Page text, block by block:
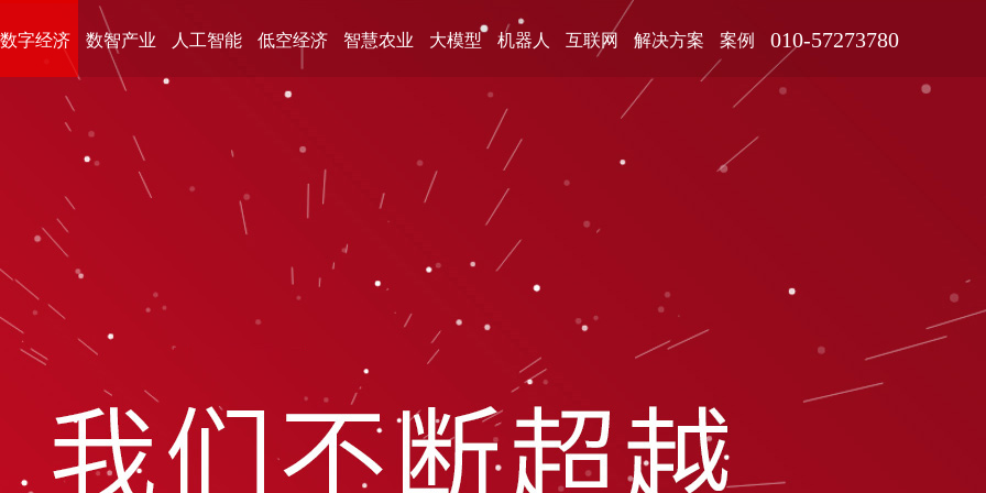
数字经济 数智产业 人工智能 低空经济 智慧农业 大模型 机器人 互联网 解决方案 案例 010-57273780